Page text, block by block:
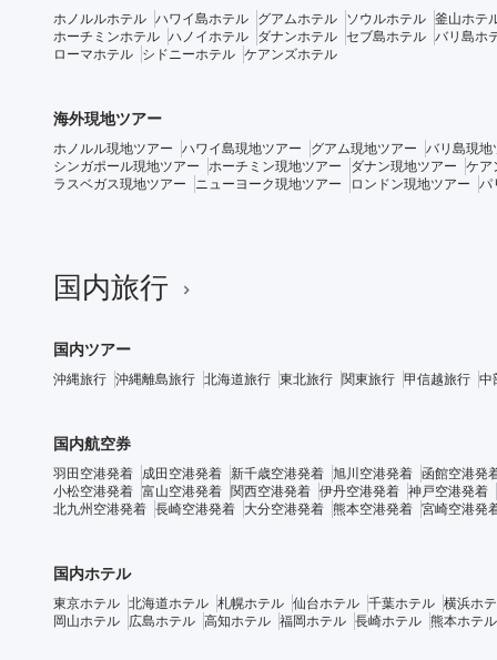
ホノルルホテル ハワイ島ホテル グアムホテル ソウルホテル 釜山ホテ
ホーチミンホテル ハノイホテル ダナンホテル セブ島ホテル バリ島ホ
ローマホテル
シドニーホテル ケアンズホテル
海外現地ツアー
ホノルル現地ツアー ハワイ島現地ツアー グアム現地ツアー
バリ島現地
シンガポール現地ツアー
ホーチミン現地ツアー ダナン現地ツアー
ケア
ラスベガス現地ツアー
ニューヨーク現地ツアー ロンドン現地ツアー パ
国内旅行
国内ツアー
沖縄旅行 沖縄離島旅行 北海道旅行 東北旅行 関東旅行 甲信越旅行 中
国内航空券
羽田空港発着 成田空港発着 新千歳空港発着 旭川空港発着 函館空港発
小松空港発着 富山空港発着 関西空港発着 伊丹空港発着 神戸空港発着
北九州空港発着 長崎空港発着 大分空港発着 熊本空港発着 宮崎空港発
国内ホテル
東京ホテル 北海道ホテル 札幌ホテル 仙台ホテル 千葉ホテル 横浜ホ
岡山ホテル
広島ホテル 高知ホテル 福岡ホテル 長崎ホテル 熊本ホテル